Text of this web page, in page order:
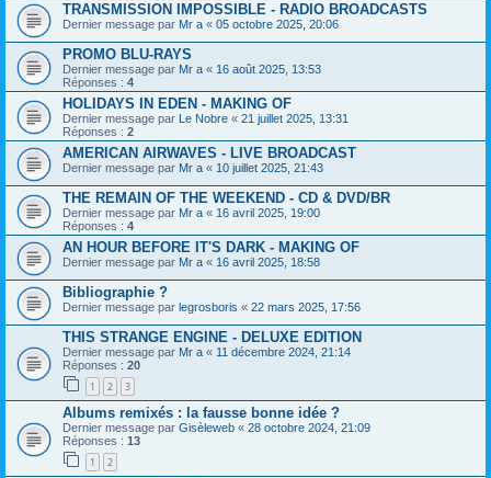
TRANSMISSION IMPOSSIBLE - RADIO BROADCASTS
Dernier message par Mr a « 05 octobre 2025, 20:06
PROMO BLU-RAYS
Dernier message par Mr a « 16 août 2025, 13:53
Réponses : 4
HOLIDAYS IN EDEN - MAKING OF
Dernier message par Le Nobre « 21 juillet 2025, 13:31
Réponses : 2
AMERICAN AIRWAVES - LIVE BROADCAST
Dernier message par Mr a « 10 juillet 2025, 21:43
THE REMAIN OF THE WEEKEND - CD & DVD/BR
Dernier message par Mr a « 16 avril 2025, 19:00
Réponses : 4
AN HOUR BEFORE IT'S DARK - MAKING OF
Dernier message par Mr a « 16 avril 2025, 18:58
Bibliographie ?
Dernier message par legrosboris « 22 mars 2025, 17:56
THIS STRANGE ENGINE - DELUXE EDITION
Dernier message par Mr a « 11 décembre 2024, 21:14
Réponses : 20
1 2 3
Albums remixés : la fausse bonne idée ?
Dernier message par Gisèleweb « 28 octobre 2024, 21:09
Réponses : 13
1 2